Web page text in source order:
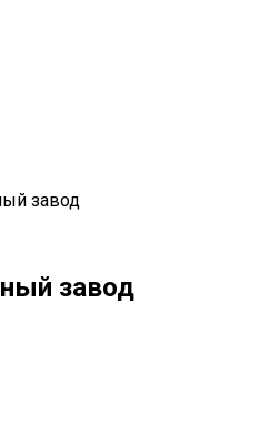
завод
завод